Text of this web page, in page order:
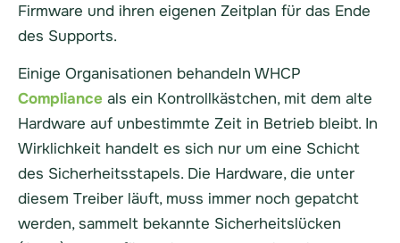
Firmware und ihren eigenen Zeitplan für das Ende
des Supports.
Einige Organisationen behandeln WHCP
Compliance als ein Kontrollkästchen, mit dem alte
Hardware auf unbestimmte Zeit in Betrieb bleibt. In
Wirklichkeit handelt es sich nur um eine Schicht
des Sicherheitsstapels. Die Hardware, die unter
diesem Treiber läuft, muss immer noch gepatcht
werden, sammelt bekannte Sicherheitslücken